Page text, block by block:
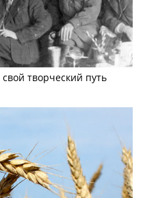
творческий путь